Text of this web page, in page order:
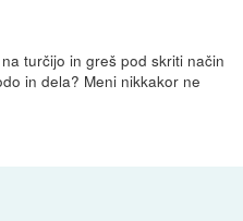
turčijo in greš pod skriti način
in dela? Meni nikkakor ne